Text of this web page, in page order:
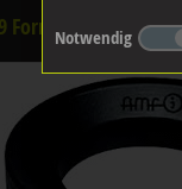
FormD Stahl blank
Notwendig